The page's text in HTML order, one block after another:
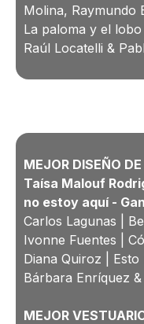
Molina, Raymundo
La paloma y el lobo
Raúl Locatelli &
MEJOR DISEÑO
Taísa Malouf
no estoy aquí -
Carlos Lagunas |
Ivonne Fuentes |
Diana Quiroz |
Bárbara Enríquez
MEJOR